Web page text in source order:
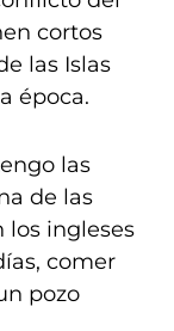
cortos
las Islas
época.
las
de las
los ingleses
comer
pozo